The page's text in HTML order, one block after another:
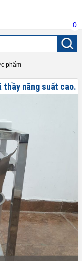
0
phẩm
thầy năng suất cao.